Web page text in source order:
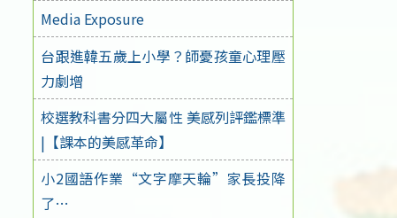
Media Exposure
台跟進韓五歲上小學？師憂孩童心理壓
力劇增
校選教科書分四大屬性 美感列評鑑標準
|【課本的美感革命】
小2國語作業“文字摩天輪”家長投降
了…